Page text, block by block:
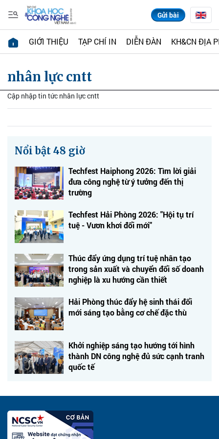
Gửi bài
GIỚI THIỆU TẠP CHÍ IN DIỄN ĐÀN KH&CN ĐỊA
nhân lực cntt
Cập nhập tin tức nhân lực cntt
Nổi bật 48 giờ
Techfest Haiphong 2026: Tìm lời giải
đưa công nghệ từ ý tưởng đến thị
trường
Techfest Hải Phòng 2026: "Hội tụ trí
tuệ - Vươn khơi đổi mới"
Thúc đẩy ứng dụng trí tuệ nhân tạo
trong sản xuất và chuyển đổi số doanh
nghiệp là xu hướng cần thiết
Hải Phòng thúc đẩy hệ sinh thái đổi
mới sáng tạo bằng cơ chế đặc thù
Khởi nghiệp sáng tạo hướng tới hình
thành DN công nghệ đủ sức cạnh tranh
quốc tế